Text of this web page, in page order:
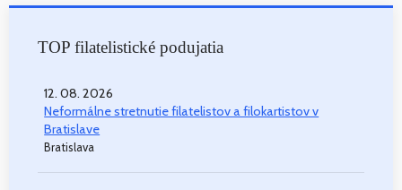
TOP filatelistické podujatia
12. 08. 2026
Neformálne stretnutie filatelistov a filokartistov v
Bratislave
Bratislava